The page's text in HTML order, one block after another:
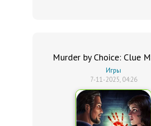
Murder by Choice: Clue
Игры
7-11-2025, 04:26